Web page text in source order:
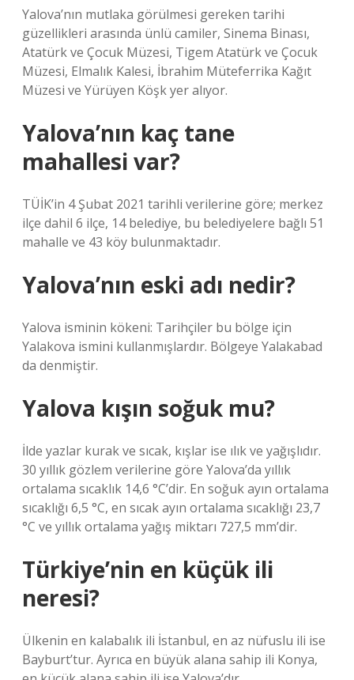
Yalova’nın mutlaka görülmesi gereken tarihi
güzellikleri arasında ünlü camiler, Sinema Binası,
Atatürk ve Çocuk Müzesi, Tigem Atatürk ve Çocuk
Müzesi, Elmalık Kalesi, İbrahim Müteferrika Kağıt
Müzesi ve Yürüyen Köşk yer alıyor.
Yalova’nın kaç tane
mahallesi var?
TÜİK’in 4 Şubat 2021 tarihli verilerine göre; merkez
ilçe dahil 6 ilçe, 14 belediye, bu belediyelere bağlı 51
mahalle ve 43 köy bulunmaktadır.
Yalova’nın eski adı nedir?
Yalova isminin kökeni: Tarihçiler bu bölge için
Yalakova ismini kullanmışlardır. Bölgeye Yalakabad
da denmiştir.
Yalova kışın soğuk mu?
İlde yazlar kurak ve sıcak, kışlar ise ılık ve yağışlıdır.
30 yıllık gözlem verilerine göre Yalova’da yıllık
ortalama sıcaklık 14,6 °C’dir. En soğuk ayın ortalama
sıcaklığı 6,5 °C, en sıcak ayın ortalama sıcaklığı 23,7
°C ve yıllık ortalama yağış miktarı 727,5 mm’dir.
Türkiye’nin en küçük ili
neresi?
Ülkenin en kalabalık ili İstanbul, en az nüfuslu ili ise
Bayburt’tur. Ayrıca en büyük alana sahip ili Konya,